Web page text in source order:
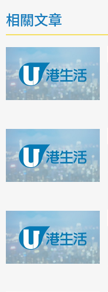
相關文章